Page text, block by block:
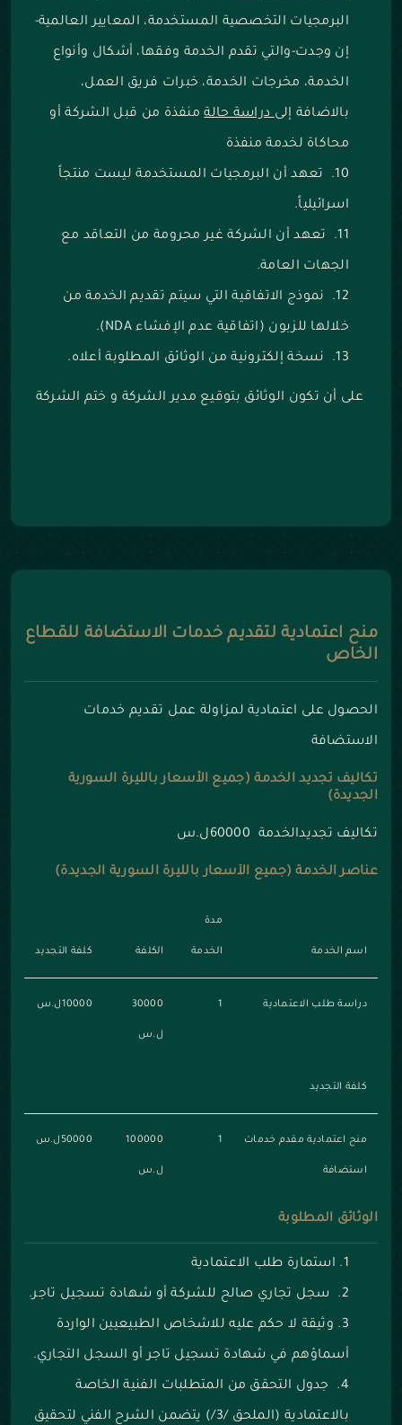
البرمجيات التخصصية المستخدمة، المعايير العالمية-
إن وجدت-والتي تقدم الخدمة وفقها، أشكال وأنواع
الخدمة، مخرجات الخدمة، خبرات فريق العمل،
بالاضافة إلىدراسة حالةمنفذة من قبل الشركة أو
محاكاة لخدمة منفذة
تعهد أن البرمجيات المستخدمة ليست منتجاً
اسرائيلياً.
تعهد أن الشركة غير محرومة من التعاقد مع
الجهات العامة.
نموذج الاتفاقية التي سيتم تقديم الخدمة من
خلالها للزبون (اتفاقية عدم الإفشاء NDA).
نسخة إلكترونية من الوثائق المطلوبة أعلاه.
على أن تكون الوثائق بتوقيع مدير الشركة و ختم الشركة
منح اعتمادية لتقديم خدمات الاستضافة للقطاع
الخاص
الحصول على اعتمادية لمزاولة عمل تقديم خدمات
الاستضافة
تكاليف تجديد الخدمة (جميع الأسعار بالليرة السورية
الجديدة)
تكاليف تجديدالخدمة 60000ل.س
عناصر الخدمة (جميع الأسعار بالليرة السورية الجديدة)
اسم الخدمة
مدة
الخدمة الكلفة كلفة التجديد
دراسة طلب الاعتمادية 1
30000
ل.س
10000ل.س
كلفة التجديد
منح اعتمادية مقدم خدمات
استضافة
1
100000
ل.س
50000ل.س
الوثائق المطلوبة
استمارة طلب الاعتمادية
سجل تجاري صالح للشركة أو شهادة تسجيل تاجر.
وثيقة لا حكم عليه للاشخاص الطبيعيين الواردة
أسماؤهم في شهادة تسجيل تاجر أو السجل التجاري.
جدول التحقق من المتطلبات الفنية الخاصة
بالاعتمادية (الملحق /3/) يتضمن الشرح الفني لتحقيق